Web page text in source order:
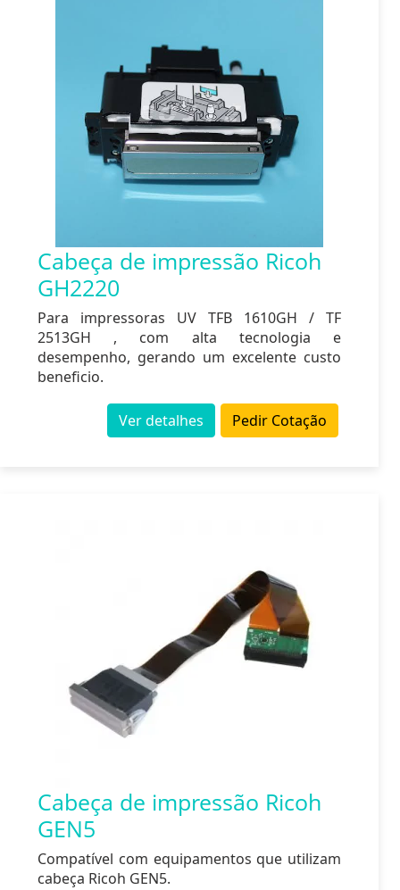
Cabeça de impressão Ricoh
GH2220
Para impressoras UV TFB 1610GH / TF
2513GH , com alta tecnologia e
desempenho, gerando um excelente custo
beneficio.
Pedir Cotação
Ver detalhes
Cabeça de impressão Ricoh
GEN5
Compatível com equipamentos que utilizam
cabeça Ricoh GEN5.